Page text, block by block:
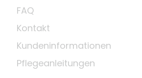
FAQ
Kontakt
Kundeninformationen
Pflegeanleitungen